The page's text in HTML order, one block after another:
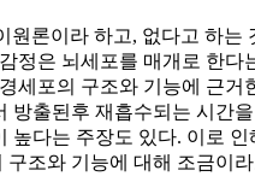
론이라 하고, 없다고 하
정은 뇌세포를 매개로 한
포의 구조와 기능에 근
출된후 재흡수되는 시
다는 주장도 있다. 이로
조와 기능에 대해 조금